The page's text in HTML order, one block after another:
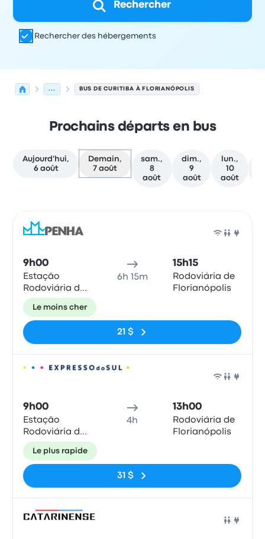
Rechercher
Rechercher des hébergements
... BUS DE CURITIBA À FLORIANÓPOLIS
Prochains départs en bus
Aujourd'hui,
6 août
Demain,
7 août
sam.,
8
août
dim.,
9
août
lun.,
10
août
9h00
Estação
Rodoviária de
Curitiba
6h 15m
15h15
Rodoviária de
Florianópolis
Le moins cher
21 $
9h00
Estação
Rodoviária de
Curitiba
4h
13h00
Rodoviária de
Florianópolis
Le plus rapide
31 $